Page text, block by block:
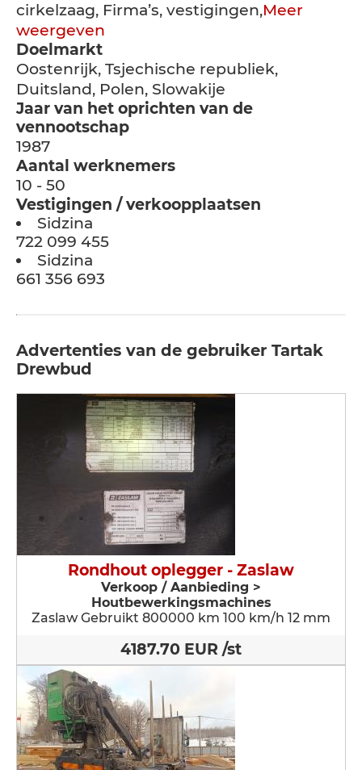
cirkelzaag, Firma’s, vestigingen,Meer
weergeven
Doelmarkt
Oostenrijk, Tsjechische republiek,
Duitsland, Polen, Slowakije
Jaar van het oprichten van de
vennootschap
1987
Aantal werknemers
10 - 50
Vestigingen / verkoopplaatsen
Sidzina
722 099 455
Sidzina
661 356 693
Advertenties van de gebruiker Tartak
Drewbud
Rondhout oplegger - Zaslaw
Verkoop / Aanbieding >
Houtbewerkingsmachines
Zaslaw Gebruikt 800000 km 100 km/h 12 mm
4187.70 EUR /st